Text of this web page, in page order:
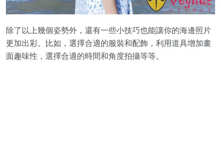
除了以上幾個姿勢外，還有一些小技巧也能讓你的海邊照片
更加出彩。比如，選擇合適的服裝和配飾，利用道具增加畫
面趣味性，選擇合適的時間和角度拍攝等等。